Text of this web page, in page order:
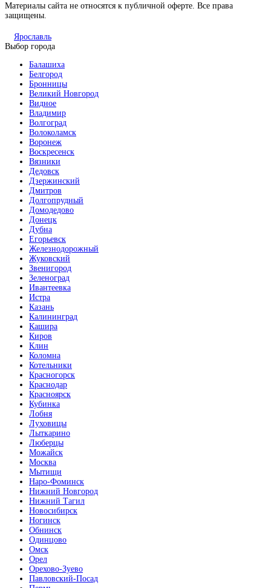
Материалы сайта не относятся к публичной оферте. Все права
защищены.
Ярославль
Выбор города
Балашиха
Белгород
Бронницы
Великий Новгород
Видное
Владимир
Волгоград
Волоколамск
Воронеж
Воскресенск
Вязники
Дедовск
Дзержинский
Дмитров
Долгопрудный
Домодедово
Донецк
Дубна
Егорьевск
Железнодорожный
Жуковский
Звенигород
Зеленоград
Ивантеевка
Истра
Казань
Калининград
Кашира
Киров
Клин
Коломна
Котельники
Красногорск
Краснодар
Красноярск
Кубинка
Лобня
Луховицы
Лыткарино
Люберцы
Можайск
Москва
Мытищи
Наро-Фоминск
Нижний Новгород
Нижний Тагил
Новосибирск
Ногинск
Обнинск
Одинцово
Омск
Орел
Орехово-Зуево
Павловский-Посад